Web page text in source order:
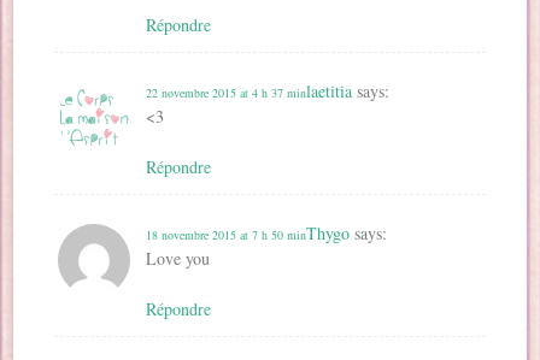
Répondre
laetitia says:
22 novembre 2015 at 4 h 37 min
<3
Répondre
Thygo says:
18 novembre 2015 at 7 h 50 min
Love you
Répondre